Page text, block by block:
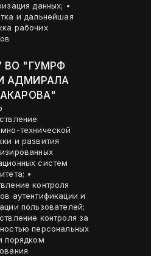
данных; •
и дальнейшая
рабочих
ВО "ГУМРФ
АДМИРАЛА
технической
и развития
систем
•
контроля
аутентификации и
пользователей;
контроля за
персональных
порядком